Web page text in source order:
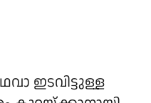
ഇടവിട്ടുള്ള